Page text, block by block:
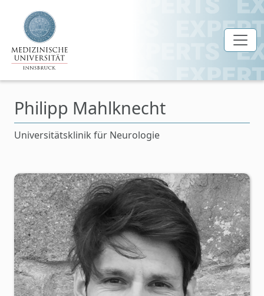
Zum Hauptinhalt springen
Philipp Mahlknecht
Universitätsklinik für Neurologie